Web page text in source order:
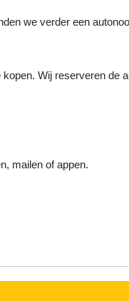
we verder een
Wij reserveren de
mailen of appen.